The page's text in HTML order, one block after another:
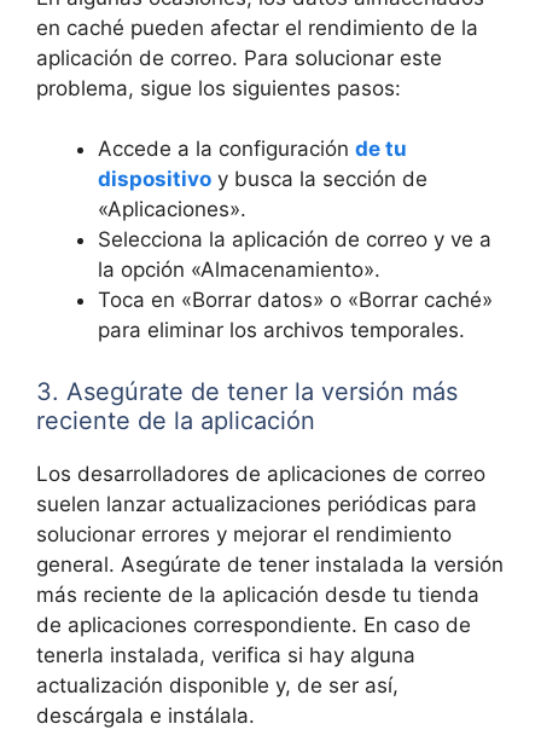
en caché pueden ⁢afectar el⁤ rendimiento de la
aplicación de ⁢correo. Para solucionar este
problema, sigue los siguientes pasos:
Accede a⁢ la⁢ configuración de tu
dispositivo y busca la ⁣sección de
«Aplicaciones».
Selecciona la ‌aplicación de correo y ve a
la opción «Almacenamiento».
Toca en «Borrar datos» o «Borrar ‌caché»
para eliminar los archivos ‌temporales.
3. Asegúrate de tener la⁢ versión más
reciente de la aplicación
Los desarrolladores de aplicaciones ‍de correo
suelen lanzar actualizaciones periódicas para
solucionar errores y mejorar el rendimiento
general. Asegúrate de tener instalada la versión
más reciente de la aplicación desde ⁤tu tienda
de aplicaciones ​correspondiente. En ‌caso de
tenerla instalada, verifica si hay alguna
actualización disponible y, ⁢de ser así,
descárgala e⁤ instálala.